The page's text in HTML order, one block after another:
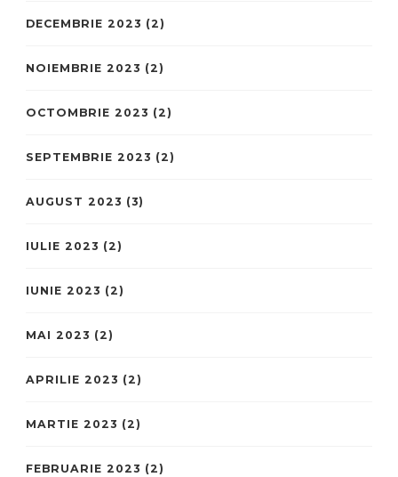
DECEMBRIE 2023 (2)
NOIEMBRIE 2023 (2)
OCTOMBRIE 2023 (2)
SEPTEMBRIE 2023 (2)
AUGUST 2023 (3)
IULIE 2023 (2)
IUNIE 2023 (2)
MAI 2023 (2)
APRILIE 2023 (2)
MARTIE 2023 (2)
FEBRUARIE 2023 (2)